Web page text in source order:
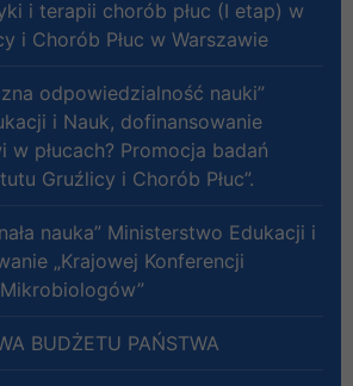
i terapii chorób płuc (I etap) w
i Chorób Płuc w Warszawie
odpowiedzialność nauki”
i Nauk, dofinansowanie
w płucach? Promocja badań
Gruźlicy i Chorób Płuc”.
nauka” Ministerstwo Edukacji i
„Krajowej Konferencji
BUDŻETU PAŃSTWA